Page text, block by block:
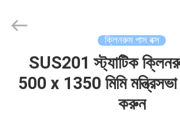
Technology
Company.
ক্লিনরুম পাস বক্স
SUS201 স্ট্যাটিক
500 x 1350 মিমি মন্ত্রিসভা
করুন